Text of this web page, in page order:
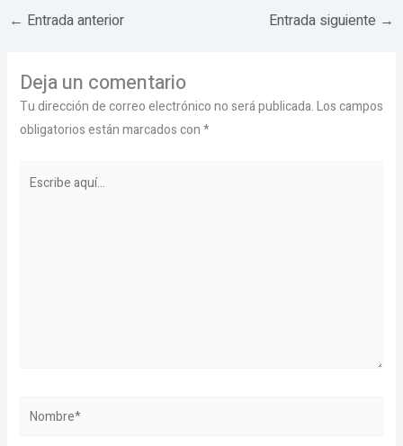
← Entrada anterior Entrada siguiente →
Deja un comentario
Tu dirección de correo electrónico no será publicada.Los campos
obligatorios están marcados con*
Nombre*